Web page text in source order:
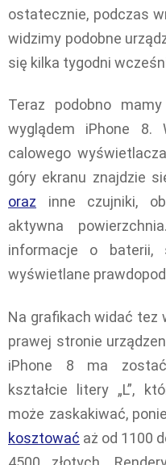
ostatecznie, podczas
widzimy podobne
się kilka tygodni
Teraz podobno
wyglądem iPhone 8.
calowego
góry ekranu znajdzie
oraz inne czujniki,
aktywna
informacje o baterii,
wyświetlane
Na grafikach widać tez
prawej stronie
iPhone 8 ma
kształcie litery „L”,
może zaskakiwać,
kosztować aż od 1100